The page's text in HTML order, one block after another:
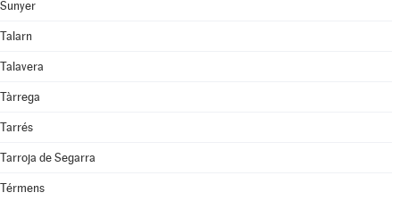
Sunyer
Talarn
Talavera
Tàrrega
Tarrés
Tarroja de Segarra
Térmens